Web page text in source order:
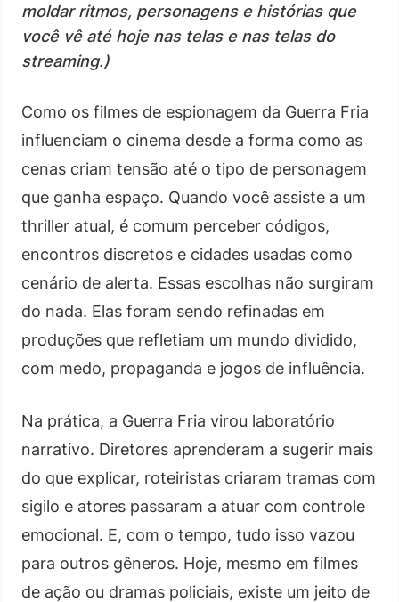
moldar ritmos, personagens e histórias que
você vê até hoje nas telas e nas telas do
streaming.)
Como os filmes de espionagem da Guerra Fria
influenciam o cinema desde a forma como as
cenas criam tensão até o tipo de personagem
que ganha espaço. Quando você assiste a um
thriller atual, é comum perceber códigos,
encontros discretos e cidades usadas como
cenário de alerta. Essas escolhas não surgiram
do nada. Elas foram sendo refinadas em
produções que refletiam um mundo dividido,
com medo, propaganda e jogos de influência.
Na prática, a Guerra Fria virou laboratório
narrativo. Diretores aprenderam a sugerir mais
do que explicar, roteiristas criaram tramas com
sigilo e atores passaram a atuar com controle
emocional. E, com o tempo, tudo isso vazou
para outros gêneros. Hoje, mesmo em filmes
de ação ou dramas policiais, existe um jeito de